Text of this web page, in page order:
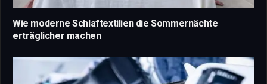
Wie moderne Schlaftextilien die Sommernächte
erträglicher machen